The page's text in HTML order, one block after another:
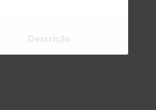
Descrição